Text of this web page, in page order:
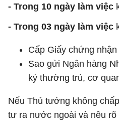
- Trong 10 ngày làm việc
- Trong 03 ngày làm việc
Cấp Giấy chứng
Sao gửi Ngân hàng
ký thường trú, cơ
Nếu Thủ tướng không
tư ra nước ngoài và nêu